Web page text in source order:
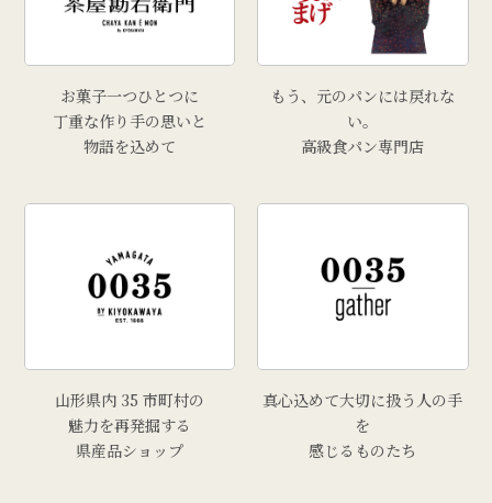
お菓子一つひとつに
丁重な作り手の思いと
物語を込めて
もう、元のパンには戻れな
い。
高級食パン専門店
山形県内 35 市町村の
魅力を再発掘する
県産品ショップ
真心込めて大切に扱う人の手
を
感じるものたち